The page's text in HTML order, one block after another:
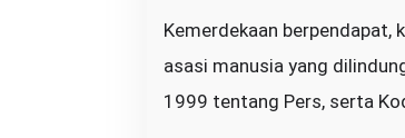
I
,
0
2
Kemerdekaan berpendapat,
asasi manusia yang
1999 tentang Pers, serta